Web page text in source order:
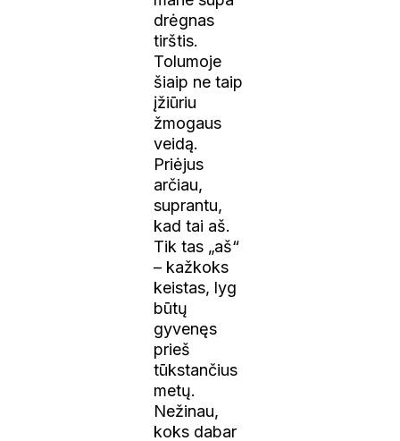
drėgnas
tirštis.
Tolumoje
šiaip ne taip
įžiūriu
žmogaus
veidą.
Priėjus
arčiau,
suprantu,
kad tai aš.
Tik tas „aš“
– kažkoks
keistas, lyg
būtų
gyvenęs
prieš
tūkstančius
metų.
Nežinau,
koks dabar